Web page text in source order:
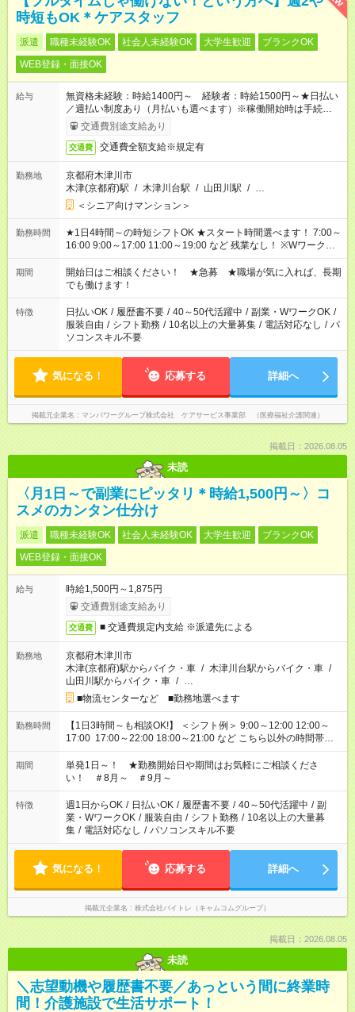
時短もOK＊ケアスタッフ
派遣 職種未経験OK 社会人未経験OK 大学生歓迎
ブランクOK
WEB登録・面接OK
給与
無資格未経験：時給1400円～ 経験者：時給1500円～★日払い
／週払い制度あり（月払いも選べます）※稼働開始時は手続き完
了次第のお支払いとなります。
交通費別途支給あり
交通費 交通費全額支給※規定有
勤務地
京都府木津川市
木津(京都府)駅 / 木津川台駅 / 山田川駅 / …
＜シニア向けマンション＞
勤務時間
★1日4時間～の時短シフトOK ★スタート時間選べます！ 7:00～
16:00 9:00～17:00 11:00～19:00 など 残業なし！ ※Wワークの
場合、他のお仕事と合わせ週40時間超の就業はご案内できませ
ん ※法令に基づき、週20時間以上勤務は社会保険への加入対象
となります ※労働者派遣法（日雇い派遣の原則禁止）により、
短時間・短期間の就業はご案内が難しい場合があります
期間
開始日はご相談ください！ ★急募 ★職場が気に入れば、長期
でも働けます！
特徴 日払いOK / 履歴書不要 / 40～50代活躍中 / 副業・WワークOK /
服装自由 / シフト勤務 / 10名以上の大量募集 / 電話対応なし / パ
ソコンスキル不要
気になる！ 応募する 詳細へ
掲載元企業名 マンパワーグループ株式会社 ケアサービス事業部 （医療福祉介護関連）
掲載日：2026.08.05
未読
〈月1日～で副業にピッタリ＊時給1,500円～〉コ
スメのカンタン仕分け
派遣 職種未経験OK 社会人未経験OK 大学生歓迎
ブランクOK
WEB登録・面接OK
給与
時給1,500円～1,875円
交通費別途支給あり
交通費 ■ 交通費規定内支給 ※派遣先による
勤務地
京都府木津川市
木津(京都府)駅からバイク・車 / 木津川台駅からバイク・車 /
山田川駅からバイク・車 / …
■物流センターなど ■勤務地選べます
勤務時間
【1日3時間～も相談OK!】 ＜シフト例＞ 9:00～12:00 12:00～
17:00 17:00～22:00 18:00～21:00 など こちら以外の時間帯も
お気軽にご相談ください！
期間
単発1日～！ ★勤務開始日や期間はお気軽にご相談くださ
い！ ＃8月～ ＃9月～
特徴 週1日からOK / 日払いOK / 履歴書不要 / 40～50代活躍中 / 副
業・WワークOK / 服装自由 / シフト勤務 / 10名以上の大量募
集 / 電話対応なし / パソコンスキル不要
気になる！ 応募する 詳細へ
掲載元企業名 株式会社バイトレ（キャムコムグループ）
掲載日：2026.08.05
未読
＼志望動機や履歴書不要／あっという間に終業時
間！介護施設で生活サポート！